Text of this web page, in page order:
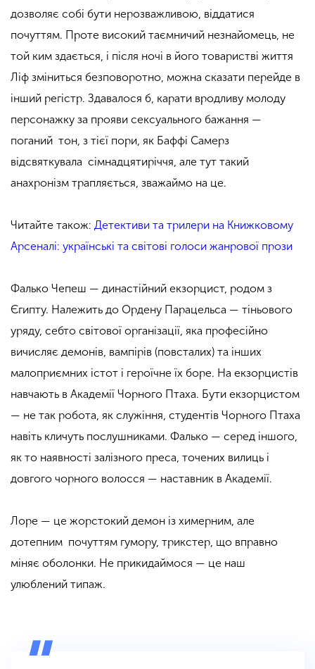
дозволяє собі бути нерозважливою, віддатися
почуттям. Проте високий таємничий незнайомець, не
той ким здається, і після ночі в його товаристві життя
Ліф зміниться безповоротно, можна сказати перейде в
інший регістр. Здавалося б, карати вродливу молоду
персонажку за прояви сексуального бажання —
поганий тон, з тієї пори, як Баффі Самерз
відсвяткувала сімнадцятиріччя, але тут такий
анахронізм трапляється, зважаймо на це.
Читайте також: Детективи та трилери на Книжковому
Арсеналі: українські та світові голоси жанрової прози
Фалько Чепеш — династійний екзорцист, родом з
Єгипту. Належить до Ордену Парацельса — тіньового
уряду, себто світової організації, яка професійно
вичисляє демонів, вампірів (повсталих) та інших
малоприємних істот і героїчне їх боре. На екзорцистів
навчають в Академії Чорного Птаха. Бути екзорцистом
— не так робота, як служіння, студентів Чорного Птаха
навіть кличуть послушниками. Фалько — серед іншого,
як то наявності залізного преса, точених вилиць і
довгого чорного волосся — наставник в Академії.
Лоре — це жорстокий демон із химерним, але
дотепним почуттям гумору, трикстер, що вправно
міняє оболонки. Не прикидаймося — це наш
улюблений типаж.